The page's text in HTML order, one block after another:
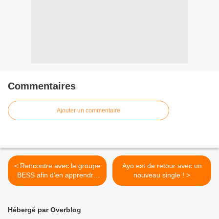
Commentaires
Ajouter un commentaire
< Rencontre avec le groupe
BESS afin d’en apprendre
plus sur « Human » leur
Ayo est de retour avec un
nouveau single ! >
Hébergé par Overblog